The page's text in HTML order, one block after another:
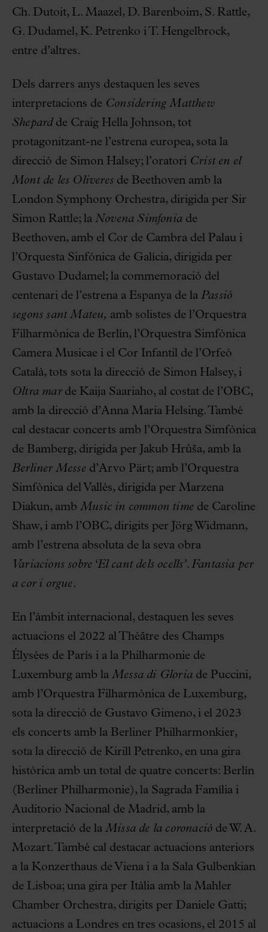
Ch. Dutoit, L. Maazel, D. Barenboim, S. Rattle,
G. Dudamel, K. Petrenko i T. Hengelbrock,
entre d’altres.
Dels darrers anys destaquen les seves
interpretacions de Considering Matthew
Shepardde Craig Hella Johnson, tot
protagonitzant-ne l’estrena europea, sota la
direcció de Simon Halsey; l’oratori Crist en el
Mont de les Oliveres de Beethoven amb la
London Symphony Orchestra, dirigida per Sir
Simon Rattle; la Novena Simfonia de
Beethoven, amb el Cor de Cambra del Palau i
l’Orquesta Sinfónica de Galícia, dirigida per
Gustavo Dudamel; la commemoració del
centenari de l’estrena a Espanya de la Passió
segons sant Mateu, amb solistes de l’Orquestra
Filharmònica de Berlín, l’Orquestra Simfònica
Camera Musicae i el Cor Infantil de l’Orfeó
Català, tots sota la direcció de Simon Halsey, i
Oltra mar de Kaija Saariaho, al costat de l’OBC,
amb la direcció d’Anna Maria Helsing. També
cal destacar concerts amb l’Orquestra Simfònica
de Bamberg, dirigida per Jakub Hrůša, amb la
Berliner Messed’Arvo Pärt; amb l’Orquestra
Simfònica del Vallès, dirigida per Marzena
Diakun, amb Music in common time de Caroline
Shaw, i amb l’OBC, dirigits per Jörg Widmann,
amb l’estrena absoluta de la seva obra
Variacions sobre ‘El cant dels ocells’. Fantasia per
a cor i orgue.
En l’àmbit internacional, destaquen les seves
actuacions el 2022 al Théâtre des Champs
Élysées de París i a la Philharmonie de
Luxemburg amb la Messa di Gloria de Puccini,
amb l’Orquestra Filharmònica de Luxemburg,
sota la direcció de Gustavo Gimeno, i el 2023
els concerts amb la Berliner Philharmonkier,
sota la direcció de Kirill Petrenko, en una gira
històrica amb un total de quatre concerts: Berlín
(Berliner Philharmonie), la Sagrada Família i
Auditorio Nacional de Madrid, amb la
interpretació de la Missa de la coronació de W. A.
Mozart. També cal destacar actuacions anteriors
a la Konzerthaus de Viena i a la Sala Gulbenkian
de Lisboa; una gira per Itàlia amb la Mahler
Chamber Orchestra, dirigits per Daniele Gatti;
actuacions a Londres en tres ocasions, el 2015 al